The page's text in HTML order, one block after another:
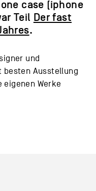
case (iphone
Teil Der fast
.
und
besten Ausstellung
Werke